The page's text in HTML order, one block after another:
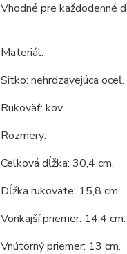
Vhodné pre každodenné
Materiál:
Sitko: nehrdzavejúca oceľ.
Rukoväť: kov.
Rozmery:
Celková dĺžka: 30,4 cm.
Dĺžka rukoväte: 15,8 cm.
Vonkajší priemer: 14,4 cm.
Vnútorný priemer: 13 cm.